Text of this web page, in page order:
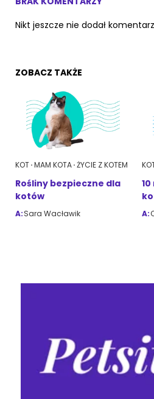
Nikt jeszcze nie dodał
ZOBACZ TAKŻE
KOT MAM KOTA ŻYCIE Z KOTEM
Rośliny bezpieczne dla
kotów
A:Sara Wacławik A: